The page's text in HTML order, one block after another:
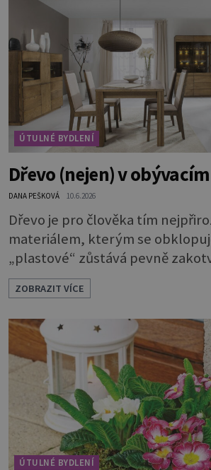
ÚTULNÉ BYDLENÍ
Dřevo (nejen) v
DANA PEŠKOVÁ 10.6.2026
Dřevo je pro člověka tím
materiálem, kterým se
„plastové“ zůstává pevně
životě. Se dřevem jsme tak
příjemné na dotyk, voní nám a
kladné vlivy našeho prostředí.
pořídit si 100% masiv a nevíte,
vašeho interiéru hodit?Dřevěný
každému pokoji. Jak ho
ZOBRAZIT VÍCE
ÚTULNÉ BYDLENÍ